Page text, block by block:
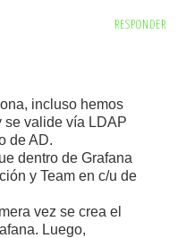
RESPONDER
incluso hemos
se valide vía LDAP
de AD.
dentro de Grafana
y Team en c/u de
vez se crea el
Luego,